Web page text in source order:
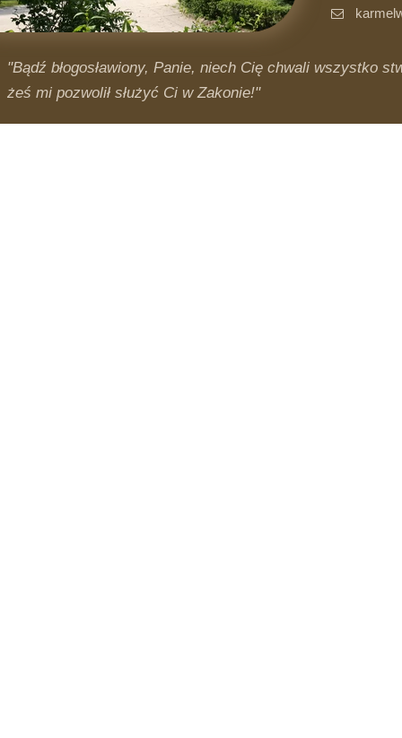
"Bądź błogosławiony, Panie, niech Cię chwali wszystko
żeś mi pozwolił służyć Ci w Zakonie!"